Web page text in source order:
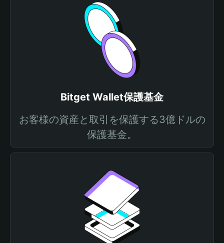
Bitget Wallet保護基金
お客様の資産と取引を保護する3億ドルの
保護基金。